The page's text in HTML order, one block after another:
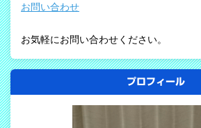
お問い合わせ
お気軽にお問い合わせください。
プロフィール